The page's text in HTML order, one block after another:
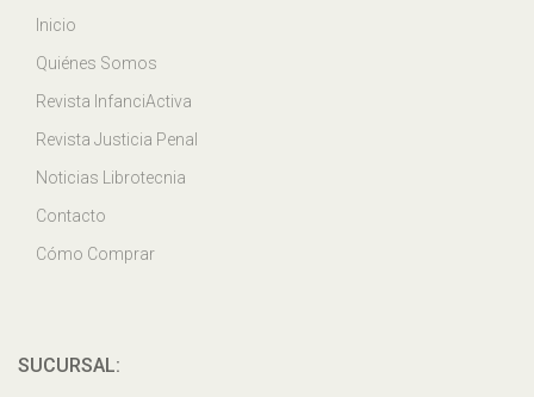
Inicio
Quiénes Somos
Revista InfanciActiva
Revista Justicia Penal
Noticias Librotecnia
Contacto
Cómo Comprar
SUCURSAL: